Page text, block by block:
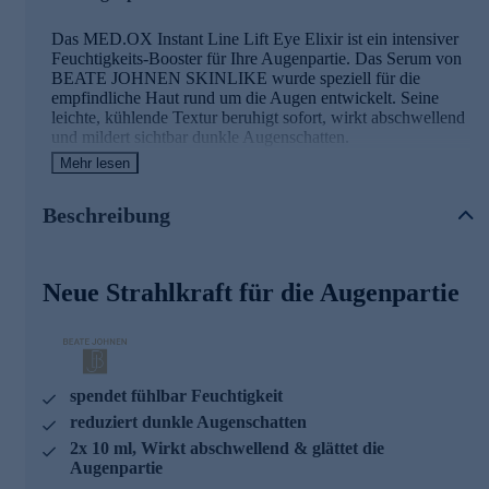
Das MED.OX Instant Line Lift Eye Elixir ist ein intensiver
Feuchtigkeits-Booster für Ihre Augenpartie. Das Serum von
BEATE JOHNEN SKINLIKE wurde speziell für die
empfindliche Haut rund um die Augen entwickelt. Seine
leichte, kühlende Textur beruhigt sofort, wirkt abschwellend
und mildert sichtbar dunkle Augenschatten.
Bei langfristiger Anwendung kann das Eye Elixir die
und Fältchen glätten. Gleichzeitig enthält es schützende
Wirkung
Detoxophane ist der zentrale Wirkstoff und die Grundlage
der MED.OX Linie von Beate Johnen SKINLIKE. Der
pflanzliche Aktivstoff wird aus dem Extrakt Schweizer
Gartenkressesprossen gewonnen. Indem er die natürlichen
Abwehrmechanismen stärkt, unterstützt er die Haut dabei,
Mehr lesen
Beschreibung
Neue Strahlkraft für die Augenpartie
spendet fühlbar Feuchtigkeit
reduziert dunkle Augenschatten
2x 10 ml, Wirkt abschwellend & glättet die
Augenpartie